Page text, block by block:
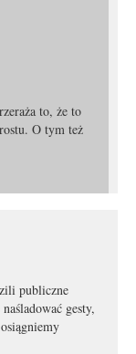
to, że to
O tym też
publiczne
gesty,